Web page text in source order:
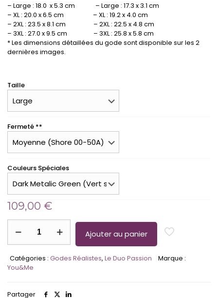
– Large : 18.0 x 5.3 cm – Large : 17.3 x 3.1 cm
– XL : 20.0 x 6.5 cm – XL : 19.2 x 4.0 cm
– 2XL : 23.5 x 8.1 cm – 2XL : 22.5 x 4.8 cm
– 3XL : 27.0 x 9.5 cm – 3XL : 25.8 x 5.8 cm
* Les dimensions détaillées du gode sont disponible sur les 2
dernières images.
Taille
Fermeté **
Couleurs Spéciales
109,00 €
Passion
-
Ajouter au panier
Catégories : Godes Réalistes, Le Duo Passion
Marque :
You&Me
Partager